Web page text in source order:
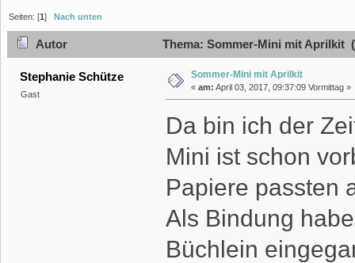
Seiten: [1] Nach unten
Autor Thema: Sommer-Mini mit Aprilkit
Stephanie Schütze
Gast
Sommer-Mini mit Aprilkit
« am: April 03, 2017, 09:37:09 Vormittag »
Da bin ich der
Mini ist schon
Papiere passten
Als Bindung
Büchlein